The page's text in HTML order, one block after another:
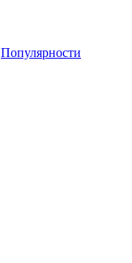
Популярности